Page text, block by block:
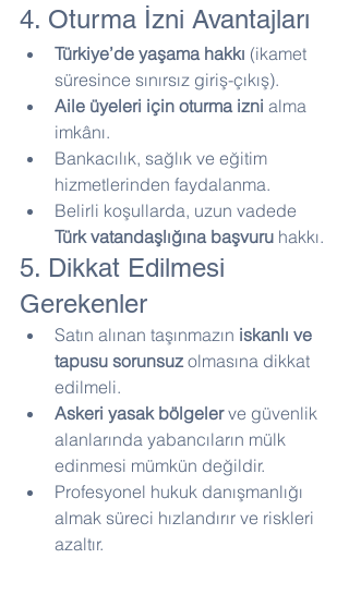
4. Oturma İzni Avantajları
Türkiye’de yaşama hakkı (ikamet
süresince sınırsız giriş-çıkış).
Aile üyeleri için oturma izni alma
imkânı.
Bankacılık, sağlık ve eğitim
hizmetlerinden faydalanma.
Belirli koşullarda, uzun vadede
Türk vatandaşlığına başvuru hakkı.
5. Dikkat Edilmesi
Gerekenler
Satın alınan taşınmazın iskanlı ve
tapusu sorunsuz olmasına dikkat
edilmeli.
Askeri yasak bölgeler ve güvenlik
alanlarında yabancıların mülk
edinmesi mümkün değildir.
Profesyonel hukuk danışmanlığı
almak süreci hızlandırır ve riskleri
azaltır.